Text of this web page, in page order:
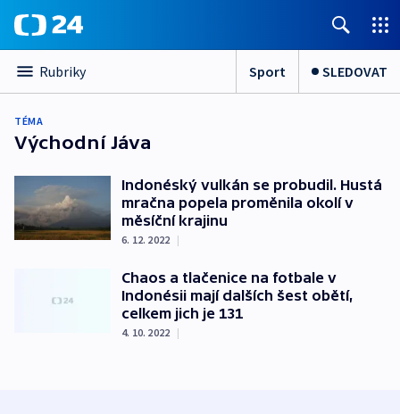
Rubriky Sport SLEDOVAT
TÉMA
Východní Jáva
Indonéský vulkán se probudil. Hustá
mračna popela proměnila okolí v
měsíční krajinu
6. 12. 2022 |
Chaos a tlačenice na fotbale v
Indonésii mají dalších šest obětí,
celkem jich je 131
4. 10. 2022 |